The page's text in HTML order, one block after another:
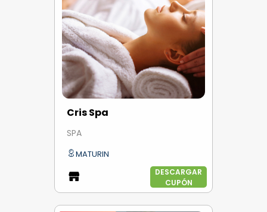
Cris Spa
SPA
MATURIN
DESCARGAR
CUPÓN